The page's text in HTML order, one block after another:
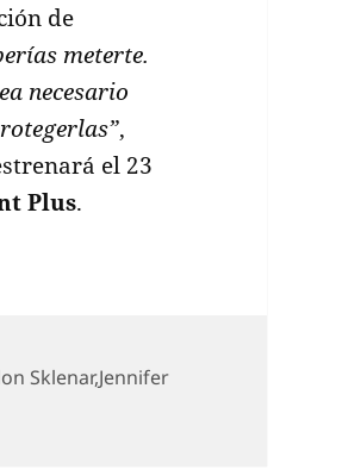
de
meterte.
necesario
,
el 23
Plus.
Sklenar,Jennifer